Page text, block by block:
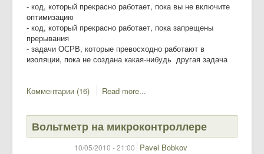
- код, который прекрасно работает, пока вы не включите
оптимизацию
- код, который прекрасно работает, пока запрещены
прерывания
- задачи ОСРВ, которые превосходно работают в
изоляции, пока не создана какая-нибудь другая задача
Комментарии (16) Read more...
Вольтметр на микроконтроллере
10/05/2010 - 21:00 Pavel Bobkov